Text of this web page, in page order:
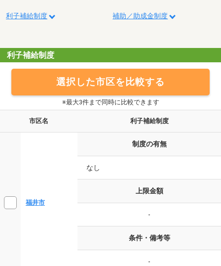
利子補給制度 補助／助成金制度
利子補給制度
選択した市区を比較する
※最大3件まで同時に比較できます
市区名 利子補給制度
福井市
制度の有無
なし
上限金額
-
条件・備考等
-